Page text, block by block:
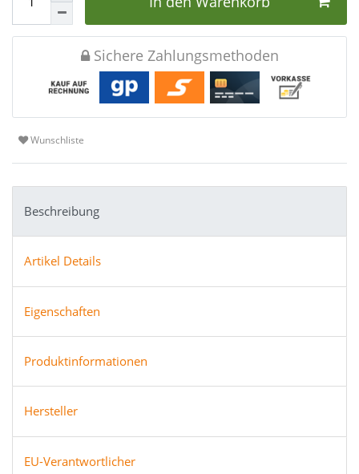
Sichere Zahlungsmethoden
Wunschliste
Beschreibung
Artikel Details
Eigenschaften
Produktinformationen
Hersteller
EU-Verantwortlicher